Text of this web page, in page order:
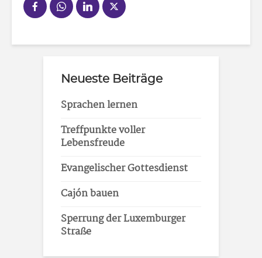
Neueste Beiträge
Sprachen lernen
Treffpunkte voller
Lebensfreude
Evangelischer Gottesdienst
Cajón bauen
Sperrung der Luxemburger
Straße